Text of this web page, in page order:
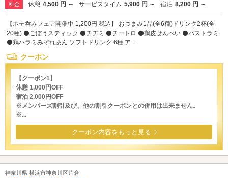
料金 休憩 4,500 円 ～ サービスタイム 5,900 円 ～ 宿泊 8,200 円 ～
【ホテ呑みフェア開催中 1,200円 税込】 おつまみ1品(全6種)ドリンク2杯(全
20種) ⚫️ごぼうスティック ⚫️チヂミ ⚫️チートロ ⚫️鶏皮せんべい ⚫️パストラミ
⚫️鶏ハラミみぞれあん ソフトドリンク 6種 ア...
クーポン
【クーポン1】
休憩 1,000円OFF
宿泊 2,000円OFF
※メンバーズ割引及び、他の割引クーポンとの併用は出来ません。
※...
クーポン内容をもっと見る
神奈川県 横浜市神奈川区片倉